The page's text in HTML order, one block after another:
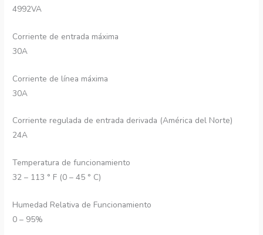
4992VA
Corriente de entrada máxima
30A
Corriente de línea máxima
30A
Corriente regulada de entrada derivada (América del Norte)
24A
Temperatura de funcionamiento
32 – 113 ° F (0 – 45 ° C)
Humedad Relativa de Funcionamiento
0 – 95%